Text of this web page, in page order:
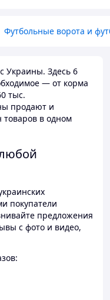
Футбольные ворота и
Украины. Здесь 6
— от корма
тыс.
продают и
товаров в одном
покупатели
предложения
с фото и видео,